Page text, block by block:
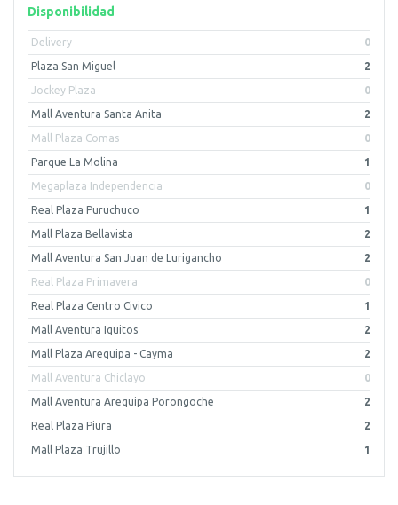
Disponibilidad
Delivery 0
Plaza San Miguel 2
Jockey Plaza 0
Mall Aventura Santa Anita 2
Mall Plaza Comas 0
Parque La Molina 1
Megaplaza Independencia 0
Real Plaza Puruchuco 1
Mall Plaza Bellavista 2
Mall Aventura San Juan de Lurigancho 2
Real Plaza Primavera 0
Real Plaza Centro Civico 1
Mall Aventura Iquitos 2
Mall Plaza Arequipa - Cayma 2
Mall Aventura Chiclayo 0
Mall Aventura Arequipa Porongoche 2
Real Plaza Piura 2
Mall Plaza Trujillo 1